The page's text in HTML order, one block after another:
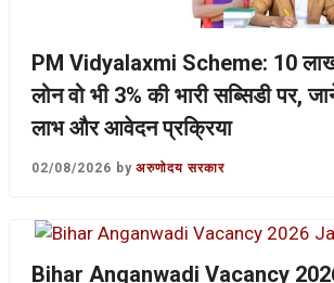
PM Vidyalaxmi Scheme: 10
लोन वो भी 3% की भारी सब्सिडी पर,
लाभ और आवेदन प्रक्रिया
02/08/2026 byअरुणोदय सरकार
Bihar Anganwadi Vacancy